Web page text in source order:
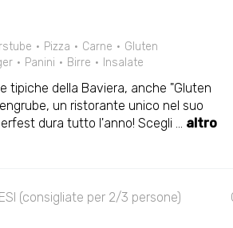
Pizza Carne
Gluten
Panini Birre Insalate
tipiche della Baviera, anche "Gluten
un ristorante unico nel suo
dura tutto l'anno! Scegli ... altro
(consigliate per 2/3 persone)